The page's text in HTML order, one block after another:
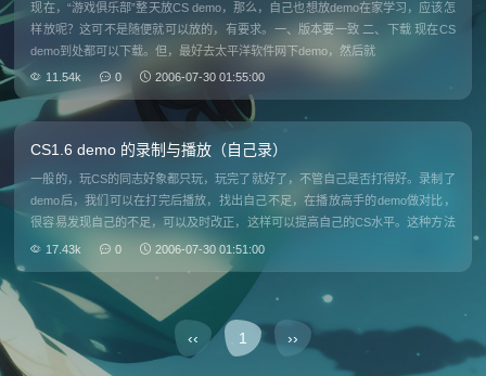
现在，“游戏俱乐部”整天放CS demo，那么，自己也想放demo在家学习，应该怎
样放呢？这可不是随便就可以放的，有要求。一、版本要一致 二、下载 现在CS
demo到处都可以下载。但，最好去太平洋软件网下demo，然后就
11.54k
0 2006-07-30 01:55:00
CS1.6 demo 的录制与播放（自己录）
一般的，玩CS的同志好象都只玩，玩完了就好了，不管自己是否打得好。录制了
demo后，我们可以在打完后播放，找出自己不足，在播放高手的demo做对比，
很容易发现自己的不足，可以及时改正，这样可以提高自己的CS水平。这种方法
在1.5里没试过，估计没问题。 这里交的方法是针对于H菜单里没有“录制de
17.43k 0 2006-07-30 01:51:00
‹‹ 1 ››